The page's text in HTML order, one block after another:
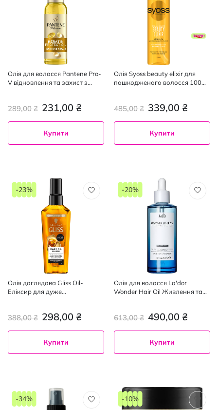
Олія для волосся Pantene Pro-
V відновлення та захист з
231,00 ₴
289,00 ₴
Купити
Олія Syoss beauty elixir для
пошкодженого волосся 100
339,00 ₴
485,00 ₴
Купити
Олія доглядова Gliss Oil-
Еліксир для дуже
298,00 ₴
388,00 ₴
-23%
Купити
Олія для волосся La'dor
Wonder Hair Oil Живлення та
490,00 ₴
613,00 ₴
-20%
Купити
-34% -10%